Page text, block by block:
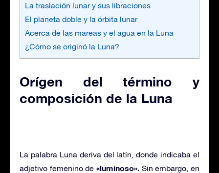
La traslación lunar y sus libraciones
El planeta doble y la órbita lunar
Acerca de las mareas y el agua en la Luna
¿Cómo se originó la Luna?
Orígen del término y
composición de la Luna
La palabra Luna deriva del latín, donde indicaba el
adjetivo femenino de «luminoso». Sin embargo, en